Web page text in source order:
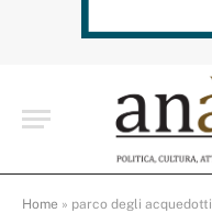
Home » parco degli acquedotti